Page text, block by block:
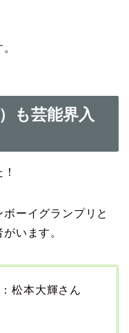
も芸能界入
ーイグランプリと
います。
松本大輝さん